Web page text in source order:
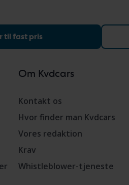
til fast pris
Om Kvdcars
Kontakt os
Hvor finder man Kvdcars
Vores redaktion
Krav
Whistleblower-tjeneste